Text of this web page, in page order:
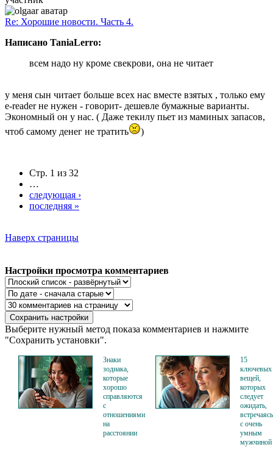
Re: Хорошие новости. Часть 4.
Написано TaniaLerro:
всем надо ну кроме свекрови, она не читает
у меня сын читает больше всех нас вместе взятых , только ему
e-reader не нужен - говорит- дешевле бумажные варианты.
Экономный он у нас. ( Даже текилу пьет из маминых запасов,
чтоб самому денег не тратить
)
Стр. 1 из 32
…
следующая ›
последняя »
Наверх страницы
Настройки просмотра комментариев
Выберите нужный метод показа комментариев и нажмите
"Сохранить установки".
Знаки
зодиака,
которые
хорошо
справляются
с
отношениями
на
расстоянии
15
ключевых
вещей,
которых
следует
ожидать,
встречаясь
с очень
умным
мужчиной